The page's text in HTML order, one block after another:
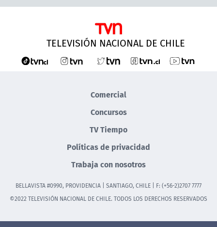
TELEVISIÓN NACIONAL DE CHILE
Comercial
Concursos
TV Tiempo
Políticas de privacidad
Trabaja con nosotros
BELLAVISTA #0990, PROVIDENCIA | SANTIAGO, CHILE | F: (+56-2)2707 7777
©2022 TELEVISIÓN NACIONAL DE CHILE. TODOS LOS DERECHOS RESERVADOS